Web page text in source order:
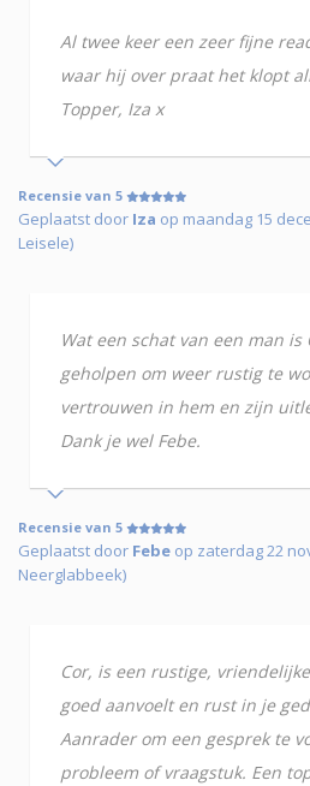
Al twee keer een zeer fijne
waar hij over praat het klopt
Topper, Iza x
Recensie van 5
Geplaatst door Iza op maandag 15
Leisele)
Wat een schat van een man
geholpen om weer rustig te
vertrouwen in hem en zijn
Dank je wel Febe.
Recensie van 5
Geplaatst door Febe op zaterdag 22
Neerglabbeek)
Cor, is een rustige,
goed aanvoelt en rust in je
Aanrader om een gesprek te
probleem of vraagstuk. Een